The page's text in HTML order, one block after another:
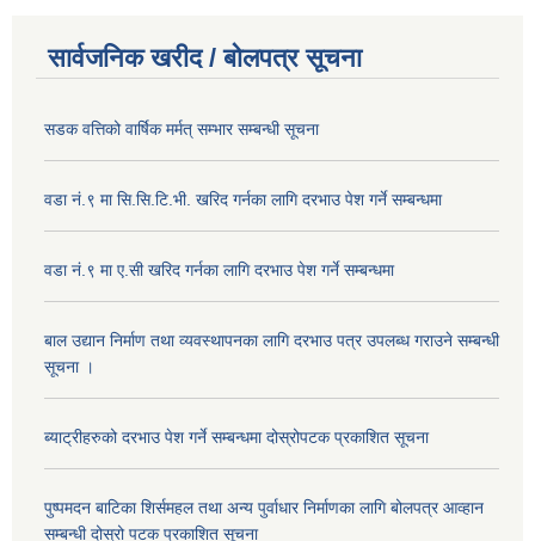
सार्वजनिक खरीद / बोलपत्र सूचना
सडक वत्तिको वार्षिक मर्मत् सम्भार सम्बन्धी सूचना
वडा नं.९ मा सि.सि.टि.भी. खरिद गर्नका लागि दरभाउ पेश गर्ने सम्बन्धमा
वडा नं.९ मा ए.सी खरिद गर्नका लागि दरभाउ पेश गर्ने सम्बन्धमा
बाल उद्यान निर्माण तथा व्यवस्थापनका लागि दरभाउ पत्र उपलब्ध गराउने सम्बन्धी
सूचना ।
ब्याट्रीहरुको दरभाउ पेश गर्ने सम्बन्धमा दोस्रोपटक प्रकाशित सूचना
पुष्पमदन बाटिका शिर्समहल तथा अन्य पुर्वाधार निर्माणका लागि बोलपत्र आव्हान
सम्बन्धी दोस्रो पटक प्रकाशित सूचना